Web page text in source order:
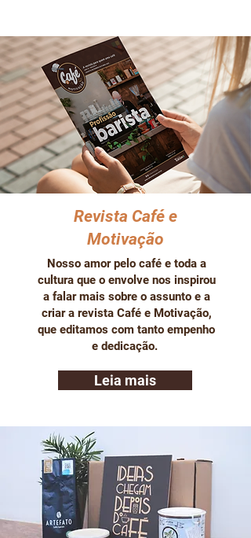
Revista Café e
Motivação
Nosso amor pelo café e toda a
cultura que o envolve nos inspirou
a falar mais sobre o assunto e a
criar a revista Café e Motivação,
que editamos com tanto empenho
e dedicação.
Leia mais